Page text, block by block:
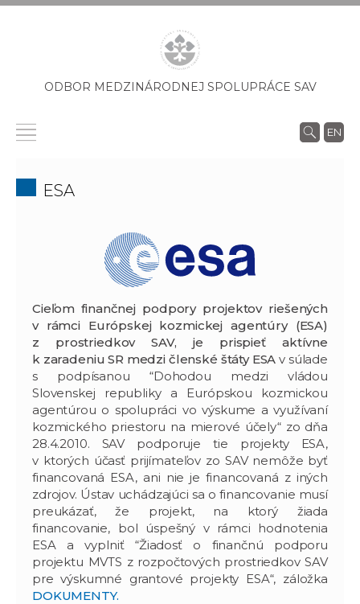
ODBOR MEDZINÁRODNEJ SPOLUPRÁCE SAV
EN
ESA
Cieľom finančnej podpory projektov riešených
v rámci Európskej kozmickej agentúry (ESA)
z prostriedkov SAV, je prispieť aktívne
k zaradeniu SR medzi členské štáty ESA v súlade
s podpísanou “Dohodou medzi vládou
Slovenskej republiky a Európskou kozmickou
agentúrou o spolupráci vo výskume a využívaní
kozmického priestoru na mierové účely“ zo dňa
28.4.2010. SAV podporuje tie projekty ESA,
v ktorých účasť prijímateľov zo SAV nemôže byť
financovaná ESA, ani nie je financovaná z iných
zdrojov. Ústav uchádzajúci sa o financovanie musí
preukázať, že projekt, na ktorý žiada
financovanie, bol úspešný v rámci hodnotenia
ESA a vyplniť “Žiadosť o finančnú podporu
projektu MVTS z rozpočtových prostriedkov SAV
pre výskumné grantové projekty ESA“, záložka
DOKUMENTY.